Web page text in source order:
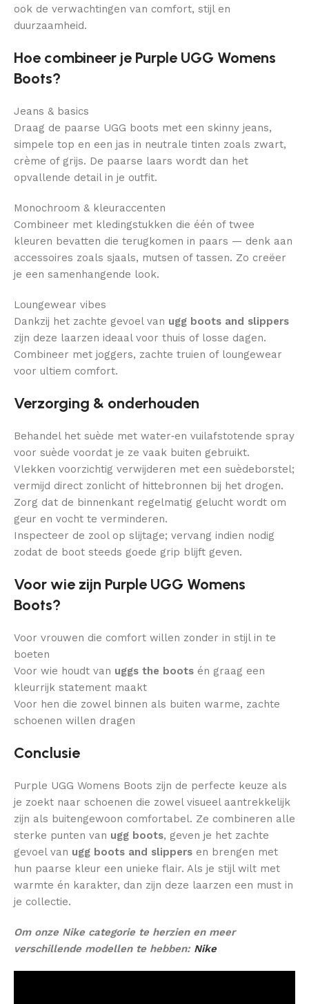
ook de verwachtingen van comfort, stijl en
duurzaamheid.
Hoe combineer je Purple UGG Womens
Boots?
Jeans & basics
Draag de paarse UGG boots met een skinny jeans,
simpele top en een jas in neutrale tinten zoals zwart,
crème of grijs. De paarse laars wordt dan het
opvallende detail in je outfit.
Monochroom & kleuraccenten
Combineer met kledingstukken die één of twee
kleuren bevatten die terugkomen in paars — denk aan
accessoires zoals sjaals, mutsen of tassen. Zo creëer
je een samenhangende look.
Loungewear vibes
Dankzij het zachte gevoel van ugg boots and slippers
zijn deze laarzen ideaal voor thuis of losse dagen.
Combineer met joggers, zachte truien of loungewear
voor ultiem comfort.
Verzorging & onderhouden
Behandel het suède met water‑en vuilafstotende spray
voor suède voordat je ze vaak buiten gebruikt.
Vlekken voorzichtig verwijderen met een suèdeborstel;
vermijd direct zonlicht of hittebronnen bij het drogen.
Zorg dat de binnenkant regelmatig gelucht wordt om
geur en vocht te verminderen.
Inspecteer de zool op slijtage; vervang indien nodig
zodat de boot steeds goede grip blijft geven.
Voor wie zijn Purple UGG Womens
Boots?
Voor vrouwen die comfort willen zonder in stijl in te
boeten
Voor wie houdt van uggs the boots én graag een
kleurrijk statement maakt
Voor hen die zowel binnen als buiten warme, zachte
schoenen willen dragen
Conclusie
Purple UGG Womens Boots zijn de perfecte keuze als
je zoekt naar schoenen die zowel visueel aantrekkelijk
zijn als buitengewoon comfortabel. Ze combineren alle
sterke punten van ugg boots, geven je het zachte
gevoel van ugg boots and slippers en brengen met
hun paarse kleur een unieke flair. Als je stijl wilt met
warmte én karakter, dan zijn deze laarzen een must in
je collectie.
Om onze Nike categorie te herzien en meer
verschillende modellen te hebben: Nike